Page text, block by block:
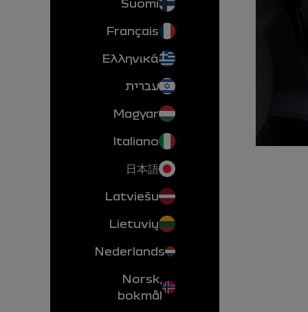
Suomi
Français
Ελληνικά
עברית
Magyar
Italiano
日本語
Latviešu
Lietuvių
Nederlands
Norsk,
bokmål